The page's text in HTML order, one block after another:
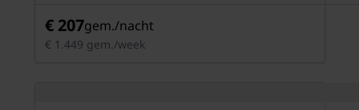
€ 207gem./nacht
€ 1.449 gem./week